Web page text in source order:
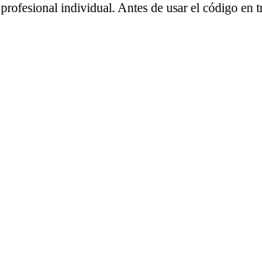
individual. Antes de usar el código